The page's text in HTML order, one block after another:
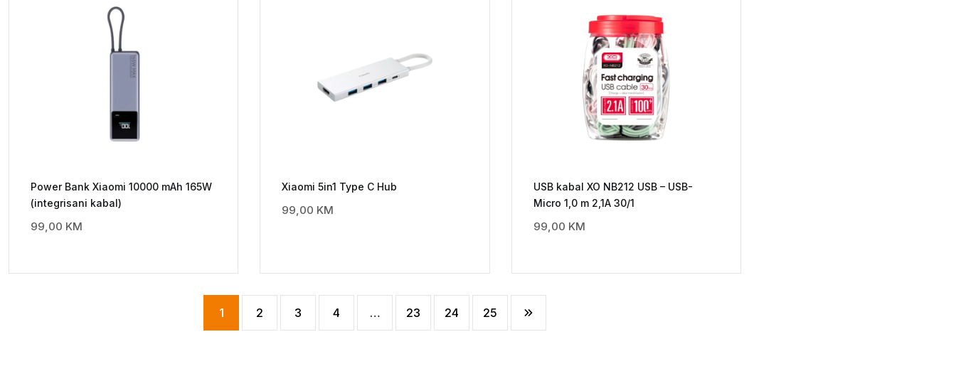
Power Bank Xiaomi 10000 mAh 165W
(integrisani kabal)
99,00 KM
Xiaomi 5in1 Type C Hub
99,00 KM
USB kabal XO NB212 USB – USB-
Micro 1,0 m 2,1A 30/1
99,00 KM
1 2 3 4 … 23 24 25